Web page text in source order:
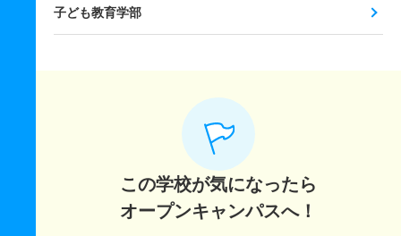
子ども教育学部
この学校が気になったら
オープンキャンパスへ！